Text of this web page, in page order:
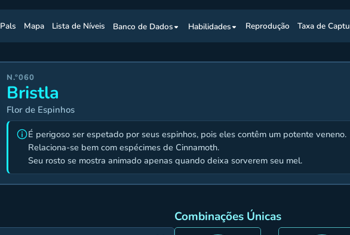
Pals Mapa Lista de Níveis Banco de Dados Habilidades Reprodução Taxa de
N.º060
Bristla
Flor de Espinhos
É perigoso ser espetado por seus espinhos, pois eles contêm um potente veneno.
Relaciona-se bem com espécimes de Cinnamoth.
Seu rosto se mostra animado apenas quando deixa sorverem seu mel.
Combinações Únicas